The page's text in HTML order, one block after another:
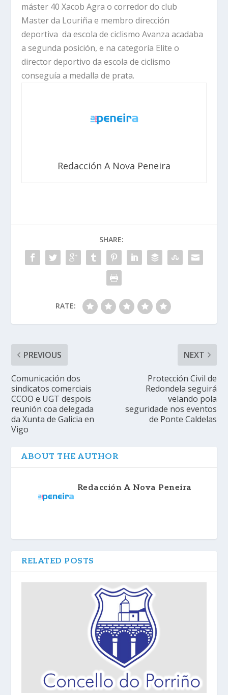
máster 40 Xacob Agra o corredor do club
Master da Louriña e membro dirección
deportiva da escola de ciclismo Avanza acadaba
a segunda posición, e na categoría Elite o
director deportivo da escola de ciclismo
conseguía a medalla de prata.
Redacción A Nova Peneira
SHARE:
RATE:
PREVIOUS
Comunicación dos
sindicatos comerciais
CCOO e UGT despois
reunión coa delegada
da Xunta de Galicia en
Vigo
NEXT
Protección Civil de
Redondela seguirá
velando pola
seguridade nos eventos
de Ponte Caldelas
ABOUT THE AUTHOR
Redacción A Nova Peneira
RELATED POSTS